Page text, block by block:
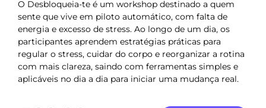
O Desbloqueia-te é um workshop destinado a quem
sente que vive em piloto automático, com falta de
energia e excesso de stress. Ao longo de um dia, os
participantes aprendem estratégias práticas para
regular o stress, cuidar do corpo e reorganizar a rotina
com mais clareza, saindo com ferramentas simples e
aplicáveis no dia a dia para iniciar uma mudança real.